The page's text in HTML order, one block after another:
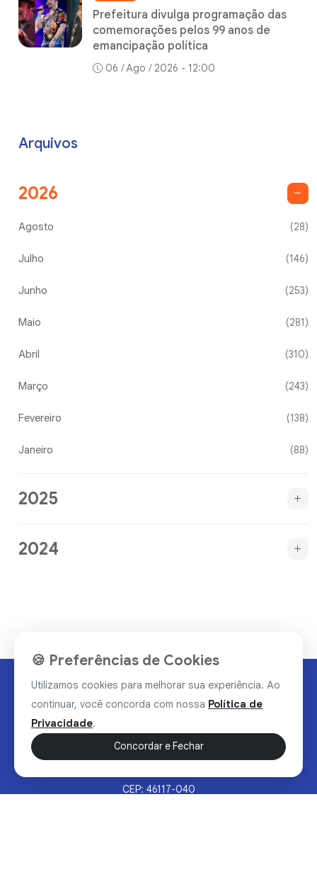
Prefeitura divulga programação das
comemorações pelos 99 anos de
emancipação política
06 / Ago / 2026 - 12:00
Arquivos
2026
Agosto (28)
Julho (146)
Junho (253)
Maio (281)
Abril (310)
Março (243)
Fevereiro (138)
Janeiro (88)
2025
2024
CEP: 46117-040
🍪 Preferências de Cookies
Utilizamos cookies para melhorar sua experiência. Ao
continuar, você concorda com nossa Política de
Privacidade.
Concordar e Fechar